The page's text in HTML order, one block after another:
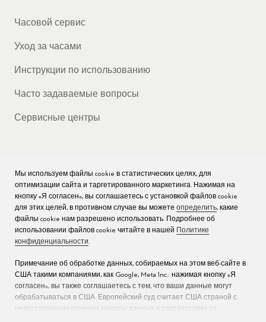
Часовой сервис
Уход за часами
Инструкции по использованию
Часто задаваемые вопросы
Сервисные центры
КОМПАНИЯ
Вакансии
Пресс
Мы используем файлы cookie в статистических целях, для
оптимизации сайта и таргетированного маркетинга. Нажимая на
кнопку «Я согласен», вы соглашаетесь с установкой файлов cookie
для этих целей, в противном случае вы можете определить, какие
файлы cookie нам разрешено использовать. Подробнее об
использовании файлов cookie читайте в нашей
Политике
конфиденциальности.
Примечание об обработке данных, собираемых на этом веб-сайте в
США такими компаниями, как Google, Meta Inc.: нажимая кнопку «Я
согласен», вы также соглашаетесь с тем, что ваши данные могут
обрабатываться в США. Европейский суд считает США страной с
недостаточным уровнем защиты данных в соответствии со